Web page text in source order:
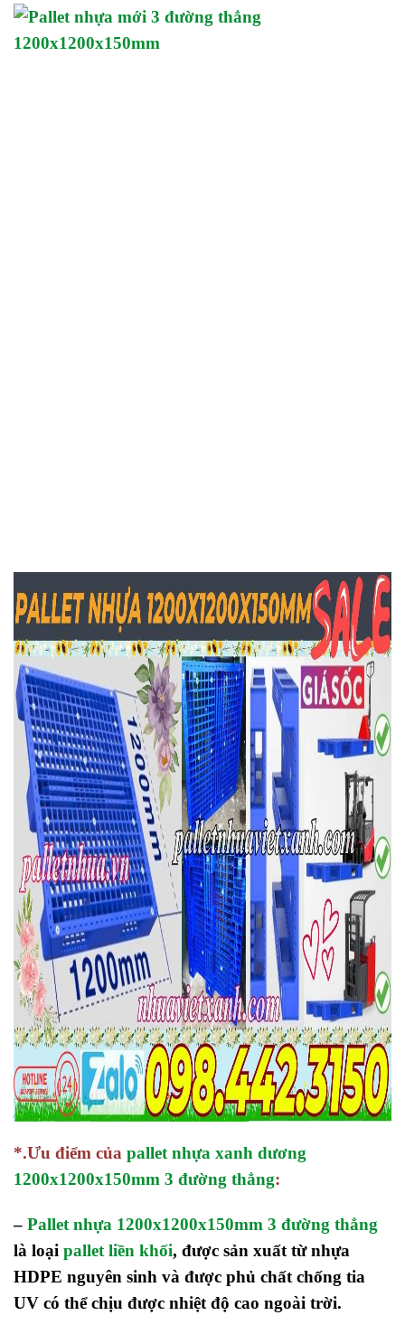
*.Ưu điểm của pallet nhựa xanh dương
1200x1200x150mm 3 đường thẳng:
– Pallet nhựa 1200x1200x150mm 3 đường thẳng
là loại pallet liền khối, được sản xuất từ nhựa
HDPE nguyên sinh và được phủ chất chống tia
UV có thể chịu được nhiệt độ cao ngoài trời.